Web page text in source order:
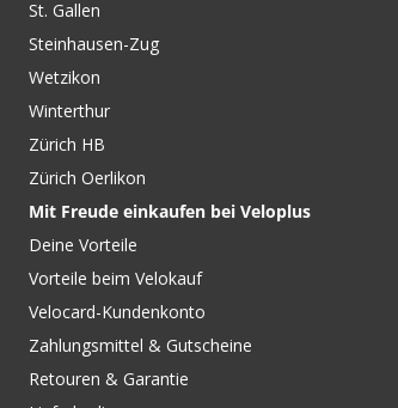
St. Gallen
Steinhausen-Zug
Wetzikon
Winterthur
Zürich HB
Zürich Oerlikon
Mit Freude einkaufen bei Veloplus
Deine Vorteile
Vorteile beim Velokauf
Velocard-Kundenkonto
Zahlungsmittel & Gutscheine
Retouren & Garantie